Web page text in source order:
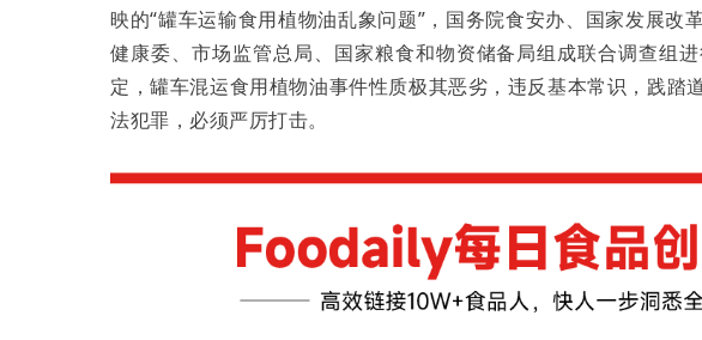
映的“罐车运输食用植物油乱象问题”，国务院食安办、国家发展改
健康委、市场监管总局、国家粮食和物资储备局组成联合调查组
定，罐车混运食用植物油事件性质极其恶劣，违反基本常识，践踏
法犯罪，必须严厉打击。